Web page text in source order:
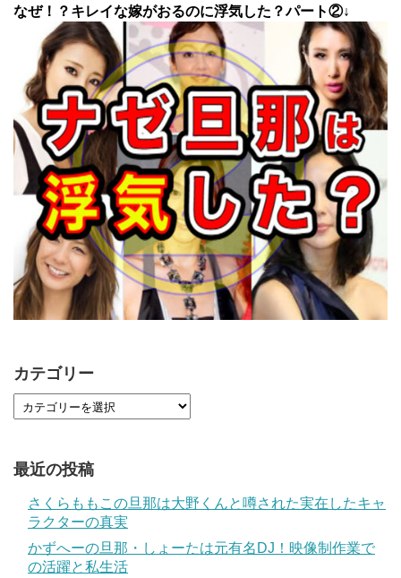
なぜ！？キレイな嫁がおるのに浮気した？パート②↓
カテゴリー
最近の投稿
さくらももこの旦那は大野くんと噂された実在したキャ
ラクターの真実
かずへーの旦那・しょーたは元有名DJ！映像制作業で
の活躍と私生活